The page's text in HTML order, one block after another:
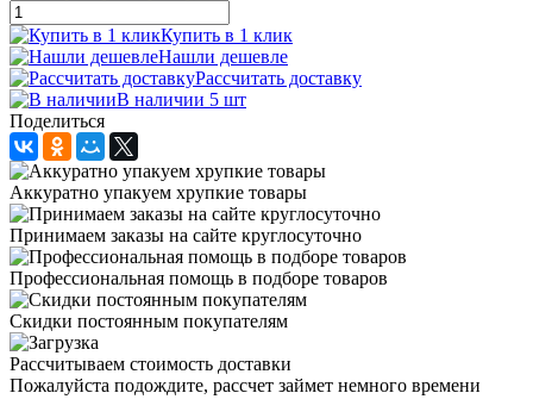
Купить в 1 клик
Нашли дешевле
Рассчитать доставку
В наличии 5 шт
Поделиться
Аккуратно упакуем хрупкие товары
Принимаем заказы на сайте круглосуточно
Профессиональная помощь в подборе товаров
Скидки постоянным покупателям
Рассчитываем стоимость доставки
Пожалуйста подождите, рассчет займет немного времени